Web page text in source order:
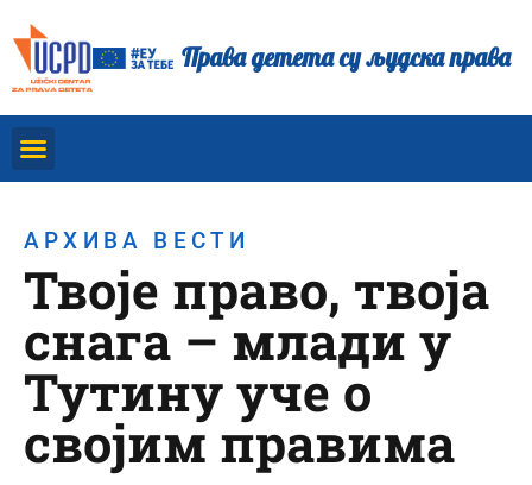
Права детета су људска права
АРХИВА ВЕСТИ
Твоје право, твоја
снага – млади у
Тутину уче о
својим правима